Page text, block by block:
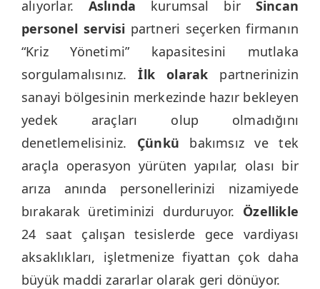
alıyorlar. Aslında kurumsal bir Sincan
personel servisi partneri seçerken firmanın
“Kriz Yönetimi” kapasitesini mutlaka
sorgulamalısınız.İlk olarak partnerinizin
sanayi bölgesinin merkezinde hazır bekleyen
yedek araçları olup olmadığını
denetlemelisiniz. Çünkü bakımsız ve tek
araçla operasyon yürüten yapılar, olası bir
arıza anında personellerinizi nizamiyede
bırakarak üretiminizi durduruyor. Özellikle
24 saat çalışan tesislerde gece vardiyası
aksaklıkları, işletmenize fiyattan çok daha
büyük maddi zararlar olarak geri dönüyor.